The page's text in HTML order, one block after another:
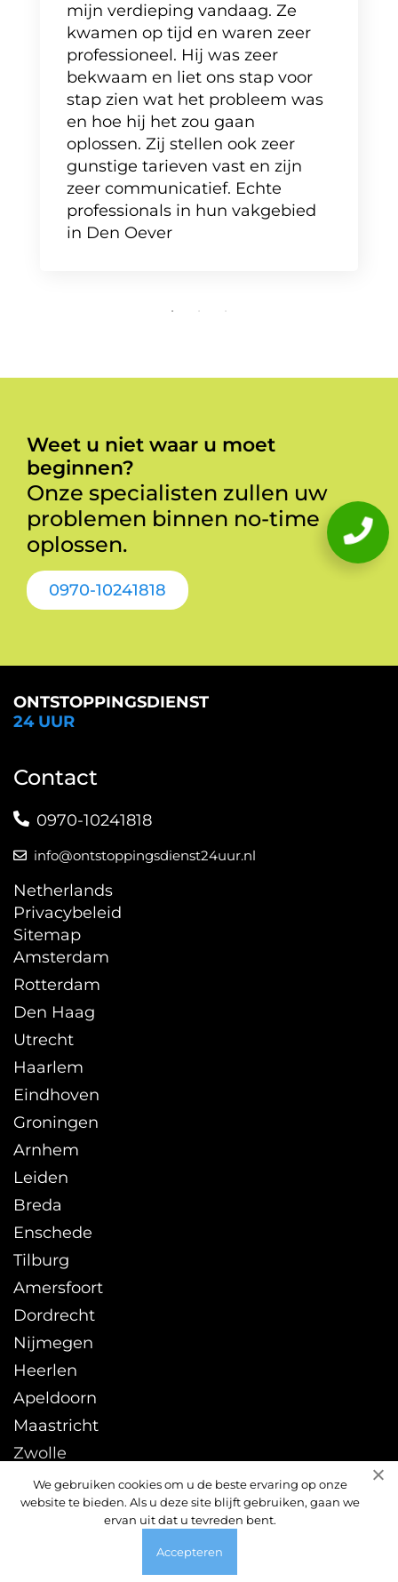
mijn verdieping vandaag. Ze
kwamen op tijd en waren zeer
professioneel. Hij was zeer
bekwaam en liet ons stap voor
stap zien wat het probleem was
en hoe hij het zou gaan
oplossen. Zij stellen ook zeer
gunstige tarieven vast en zijn
zeer communicatief. Echte
professionals in hun vakgebied
in Den Oever
We gebruiken cookies om u de beste ervaring op onze
website te bieden. Als u deze site blijft gebruiken, gaan we
ervan uit dat u tevreden bent.
Accepteren
Weet u niet waar u moet
beginnen?
Onze specialisten zullen uw
problemen binnen no-time
oplossen.
0970-10241818
ONTSTOPPINGSDIENST
24 UUR
Contact
0970-10241818
info@ontstoppingsdienst24uur.nl
Netherlands
Privacybeleid
Sitemap
Amsterdam
Rotterdam
Den Haag
Utrecht
Haarlem
Eindhoven
Groningen
Arnhem
Leiden
Breda
Enschede
Tilburg
Amersfoort
Dordrecht
Nijmegen
Heerlen
Apeldoorn
Maastricht
Zwolle
Leeuwarden
Sittard